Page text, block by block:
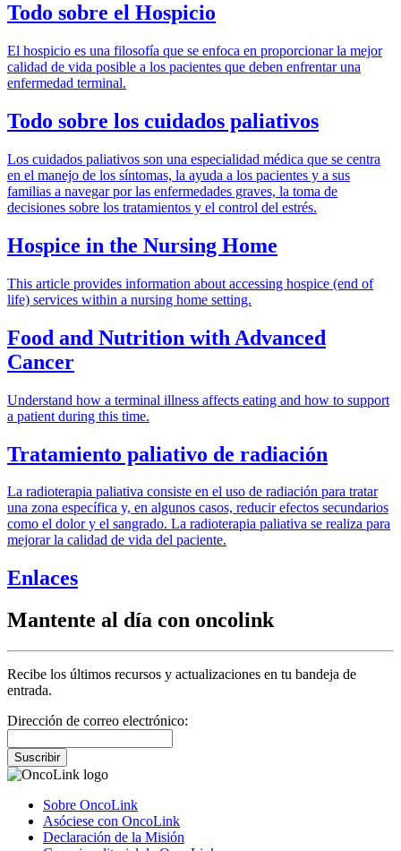
Todo sobre el Hospicio
El hospicio es una filosofía que se enfoca en proporcionar la mejor
calidad de vida posible a los pacientes que deben enfrentar una
enfermedad terminal.
Todo sobre los cuidados paliativos
Los cuidados paliativos son una especialidad médica que se centra
en el manejo de los síntomas, la ayuda a los pacientes y a sus
familias a navegar por las enfermedades graves, la toma de
decisiones sobre los tratamientos y el control del estrés.
Hospice in the Nursing Home
This article provides information about accessing hospice (end of
life) services within a nursing home setting.
Food and Nutrition with Advanced
Cancer
Understand how a terminal illness affects eating and how to support
a patient during this time.
Tratamiento paliativo de radiación
La radioterapia paliativa consiste en el uso de radiación para tratar
una zona específica y, en algunos casos, reducir efectos secundarios
como el dolor y el sangrado. La radioterapia paliativa se realiza para
mejorar la calidad de vida del paciente.
Enlaces
Mantente al día con oncolink
Recibe los últimos recursos y actualizaciones en tu bandeja de
entrada.
Dirección de correo electrónico:
Suscribir
Sobre OncoLink
Asóciese con OncoLink
Declaración de la Misión